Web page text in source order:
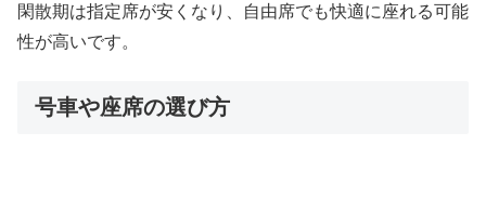
閑散期は指定席が安くなり、自由席でも快適に座れる可能
性が高いです。
号車や座席の選び方